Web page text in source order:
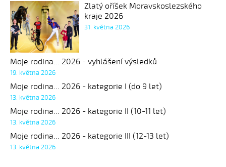
Zlatý oříšek Moravskoslezského
kraje 2026
31. května 2026
Moje rodina... 2026 - vyhlášení výsledků
19. května 2026
Moje rodina... 2026 - kategorie I (do 9 let)
13. května 2026
Moje rodina... 2026 - kategorie II (10-11 let)
13. května 2026
Moje rodina... 2026 - kategorie III (12-13 let)
13. května 2026